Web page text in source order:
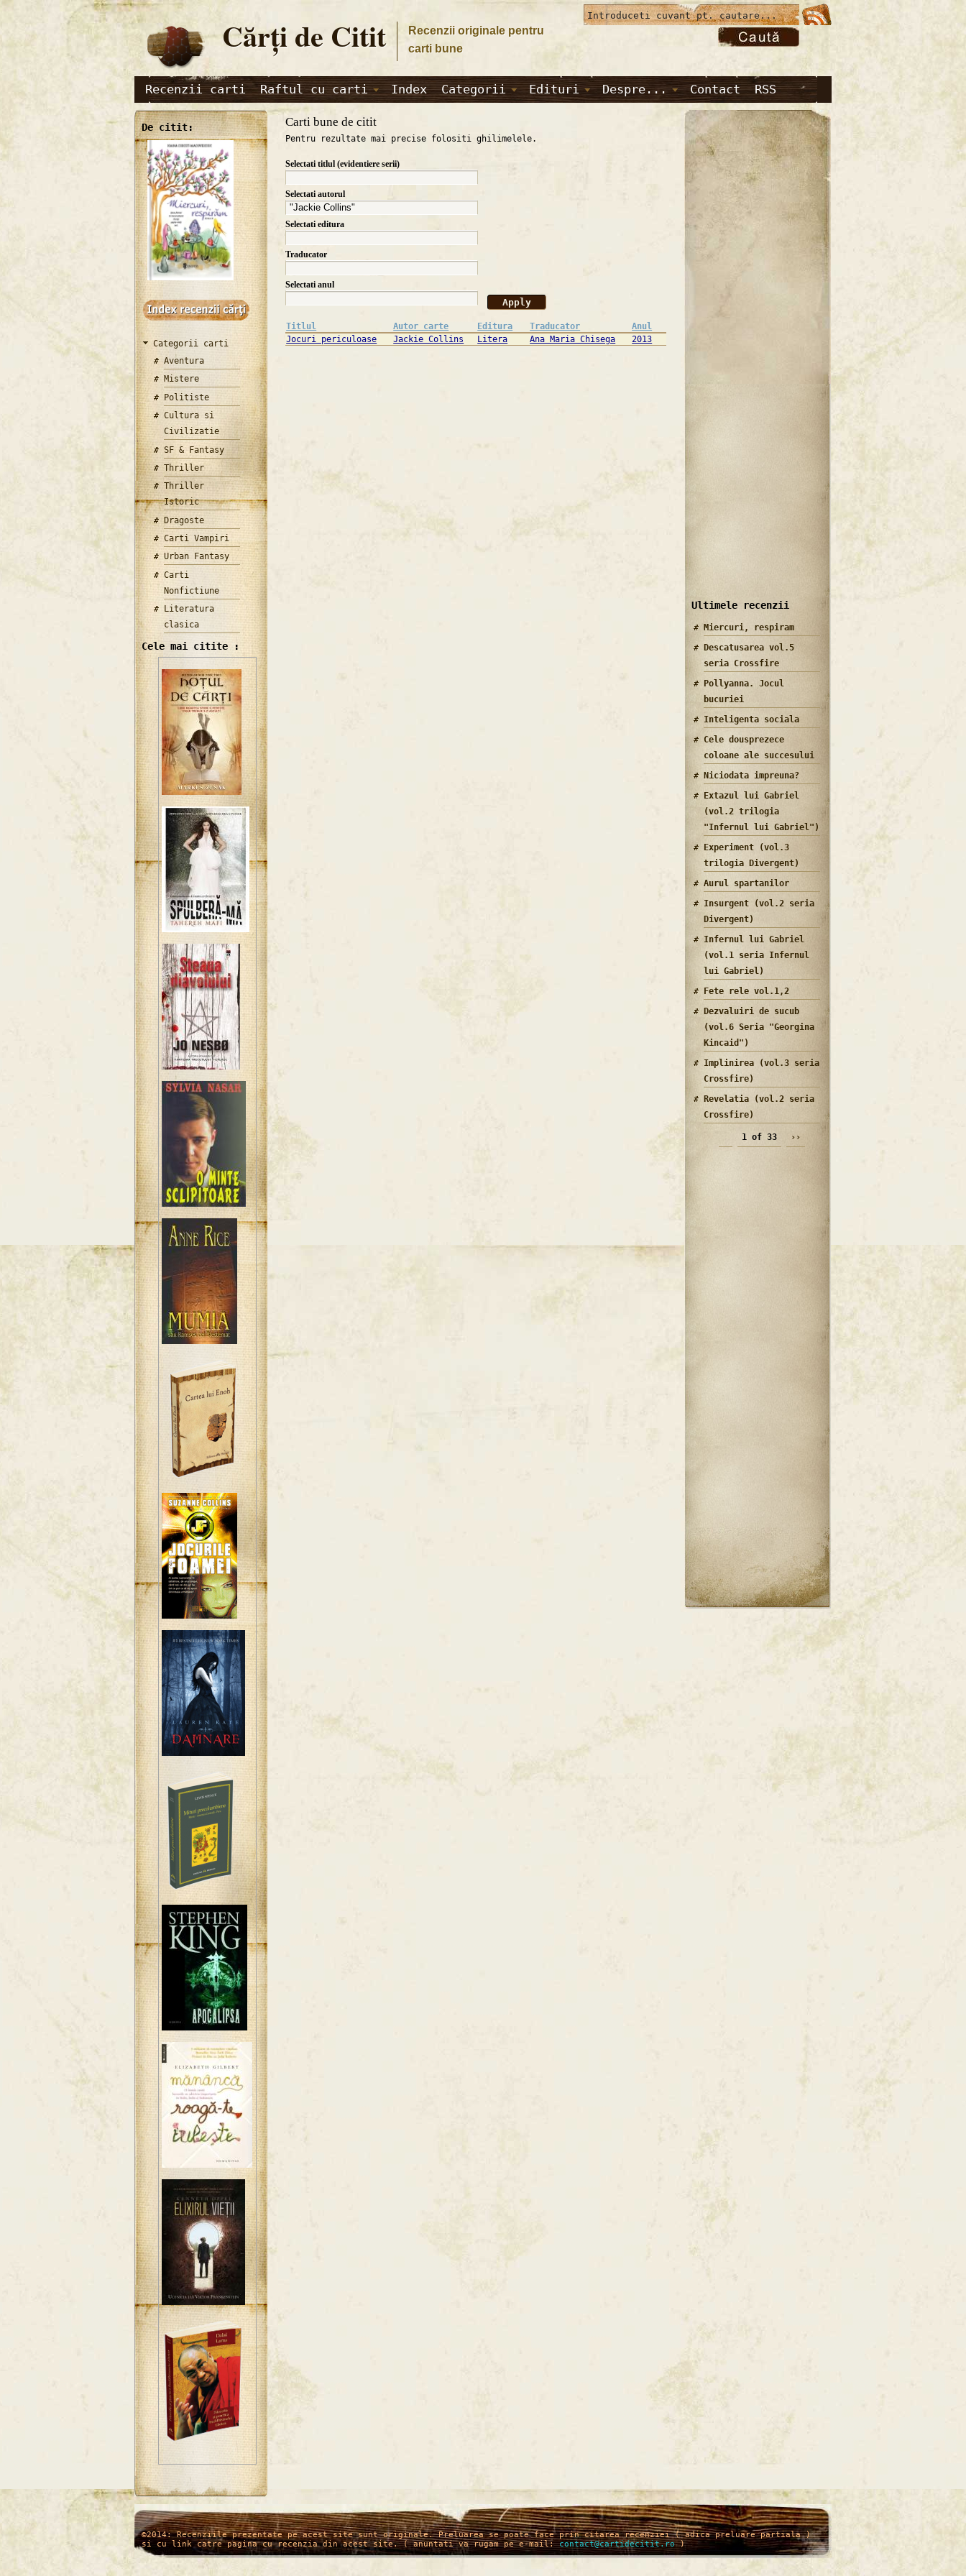
Cărţi de Citit
Recenzii originale pentru
carti bune
Recenzii carti Raftul cu carti Index Categorii Edituri Despre... Contact RSS
De citit:
Categorii carti
Aventura
Mistere
Politiste
Cultura si
Civilizatie
SF & Fantasy
Thriller
Thriller
Istoric
Dragoste
Carti Vampiri
Urban Fantasy
Carti
Nonfictiune
Literatura
clasica
Cele mai citite :
Carti bune de citit
Pentru rezultate mai precise folositi ghilimelele.
Selectati titlul (evidentiere serii)
Selectati autorul
Selectati editura
Traducator
Selectati anul
Titlul Autor carte Editura Traducator
Anul
Jocuri periculoase
Jackie Collins Litera Ana Maria Chisega 2013
Ultimele recenzii
Miercuri, respiram
Descatusarea vol.5
seria Crossfire
Pollyanna. Jocul
bucuriei
Inteligenta sociala
Cele dousprezece
coloane ale succesului
Niciodata impreuna?
Extazul lui Gabriel
(vol.2 trilogia
"Infernul lui Gabriel")
Experiment (vol.3
trilogia Divergent)
Aurul spartanilor
Insurgent (vol.2 seria
Divergent)
Infernul lui Gabriel
(vol.1 seria Infernul
lui Gabriel)
Fete rele vol.1,2
Dezvaluiri de sucub
(vol.6 Seria "Georgina
Kincaid")
Implinirea (vol.3 seria
Crossfire)
Revelatia (vol.2 seria
Crossfire)
1 of 33 ››
/* */
©2014: Recenziile prezentate pe acest site sunt originale. Preluarea se poate face prin citarea recenziei ( adica preluare partiala )
si cu link catre pagina cu recenzia din acest site. ( anuntati va rugam pe e-mail:contact@cartidecitit.ro)